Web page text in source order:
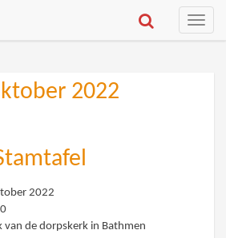
Toggle
2022
2022
van de dorpskerk in Bathmen